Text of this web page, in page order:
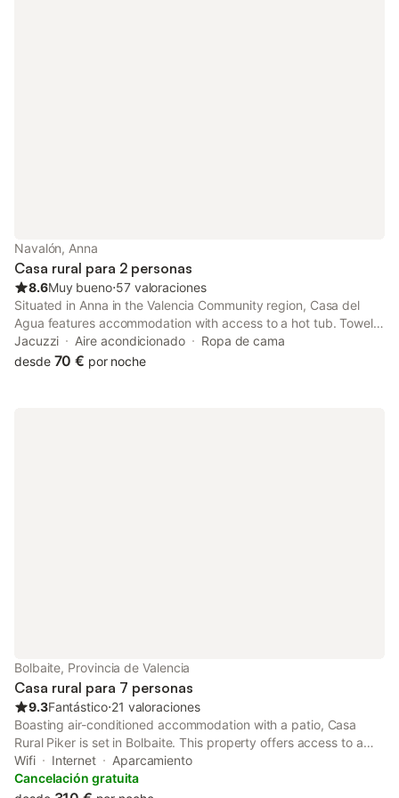
Navalón, Anna
Casa rural para 2 personas
8.6Muy bueno⋅57 valoraciones
Situated in Anna in the Valencia Community region, Casa del
Agua features accommodation with access to a hot tub. Towels
and bed linen are available in the country house. The
accommodation is non-smoking.
Jacuzzi Aire acondicionado
Ropa de cama
desde 70 € por noche
Bolbaite, Provincia de Valencia
Casa rural para 7 personas
9.3Fantástico⋅21 valoraciones
Boasting air-conditioned accommodation with a patio, Casa
Rural Piker is set in Bolbaite. This property offers access to a
balcony, free private parking and free WiFi.
Wifi Internet
Aparcamiento
Cancelación gratuita